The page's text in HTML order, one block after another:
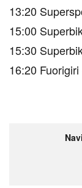
13:20
15:00
15:30
16:20